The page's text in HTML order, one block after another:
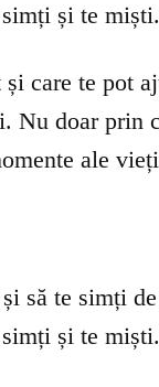
și te miști.
care te pot
Nu doar prin
ale
să te simți
și te miști.